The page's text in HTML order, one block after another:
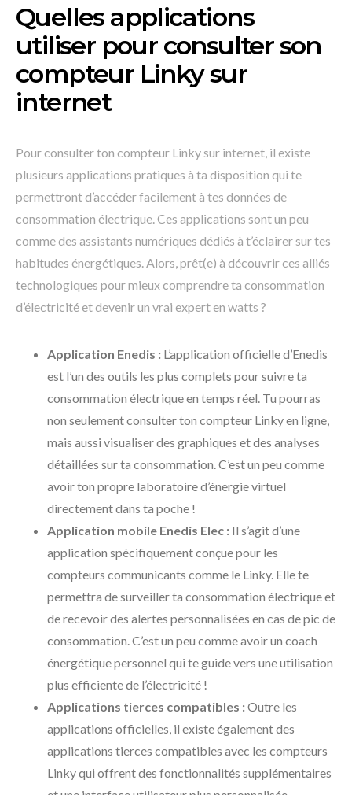
Quelles applications
utiliser pour consulter son
compteur Linky sur
internet
Pour consulter ton compteur Linky sur internet, il existe
plusieurs applications pratiques à ta disposition qui te
permettront d’accéder facilement à tes données de
consommation électrique. Ces applications sont un peu
comme des assistants numériques dédiés à t’éclairer sur tes
habitudes énergétiques. Alors, prêt(e) à découvrir ces alliés
technologiques pour mieux comprendre ta consommation
d’électricité et devenir un vrai expert en watts ?
Application Enedis : L’application officielle d’Enedis
est l’un des outils les plus complets pour suivre ta
consommation électrique en temps réel. Tu pourras
non seulement consulter ton compteur Linky en ligne,
mais aussi visualiser des graphiques et des analyses
détaillées sur ta consommation. C’est un peu comme
avoir ton propre laboratoire d’énergie virtuel
directement dans ta poche !
Application mobile Enedis Elec : Il s’agit d’une
application spécifiquement conçue pour les
compteurs communicants comme le Linky. Elle te
permettra de surveiller ta consommation électrique et
de recevoir des alertes personnalisées en cas de pic de
consommation. C’est un peu comme avoir un coach
énergétique personnel qui te guide vers une utilisation
plus efficiente de l’électricité !
Applications tierces compatibles :Outre les
applications officielles, il existe également des
applications tierces compatibles avec les compteurs
Linky qui offrent des fonctionnalités supplémentaires